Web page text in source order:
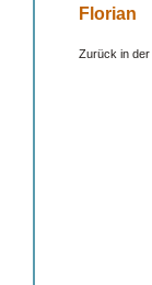
Florian
Zurück in